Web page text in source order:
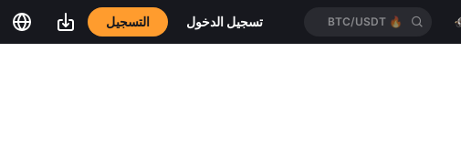
🔥
BTC/USDT تسجيل الدخول التسجيل